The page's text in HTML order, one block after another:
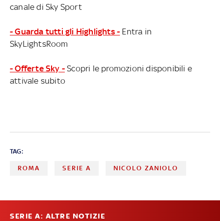
canale di Sky Sport
- Guarda tutti gli Highlights - Entra in
SkyLightsRoom
- Offerte Sky - Scopri le promozioni disponibili e
attivale subito
TAG:
ROMA SERIE A NICOLO ZANIOLO
SERIE A: ALTRE NOTIZIE